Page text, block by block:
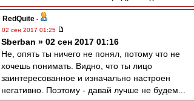
RedQuite -
02 сен 2017 01:25
Sberban » 02 сен 2017 01:16
Не, опять ты ничего не понял, потому что не
хочешь понимать. Видно, что ты лицо
заинтересованное и изначально настроен
негативно. Поэтому - давай лучше не будем...